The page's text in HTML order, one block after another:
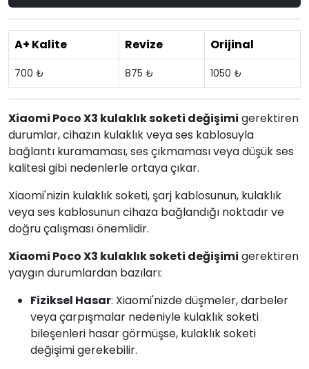
A+ Kalite Revize Orijinal
700 ₺ 875 ₺ 1050 ₺
Xiaomi Poco X3 kulaklık soketi değişimi gerektiren
durumlar, cihazın kulaklık veya ses kablosuyla
bağlantı kuramaması, ses çıkmaması veya düşük ses
kalitesi gibi nedenlerle ortaya çıkar.
Xiaomi'nizin kulaklık soketi, şarj kablosunun, kulaklık
veya ses kablosunun cihaza bağlandığı noktadır ve
doğru çalışması önemlidir.
Xiaomi Poco X3 kulaklık soketi değişimi gerektiren
yaygın durumlardan bazıları:
Fiziksel Hasar: Xiaomi'nizde düşmeler, darbeler
veya çarpışmalar nedeniyle kulaklık soketi
bileşenleri hasar görmüşse, kulaklık soketi
değişimi gerekebilir.